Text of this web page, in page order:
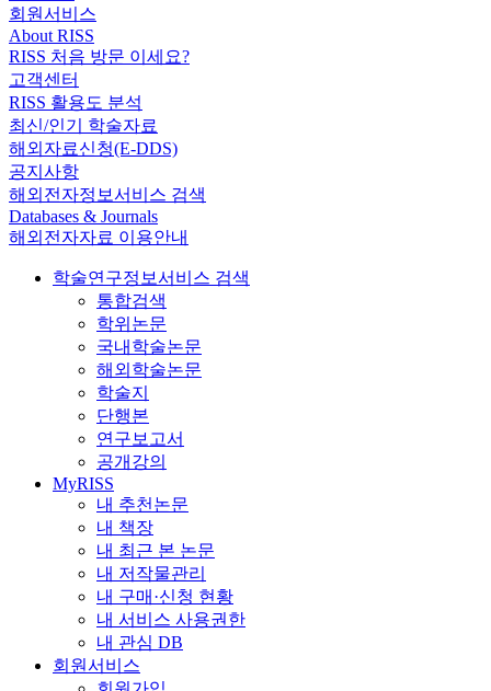
회원서비스
About RISS
RISS 처음 방문 이세요?
고객센터
RISS 활용도 분석
최신/인기 학술자료
해외자료신청(E-DDS)
공지사항
해외전자정보서비스 검색
Databases & Journals
해외전자자료 이용안내
학술연구정보서비스 검색
통합검색
학위논문
국내학술논문
해외학술논문
학술지
단행본
연구보고서
공개강의
MyRISS
내 추천논문
내 책장
내 최근 본 논문
내 저작물관리
내 구매·신청 현황
내 서비스 사용권한
내 관심 DB
회원서비스